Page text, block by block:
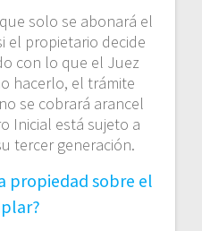
solo se abonará el
el propietario decide
con lo que el Juez
hacerlo, el trámite
se cobrará arancel
Inicial está sujeto a
tercer generación.
propiedad sobre el